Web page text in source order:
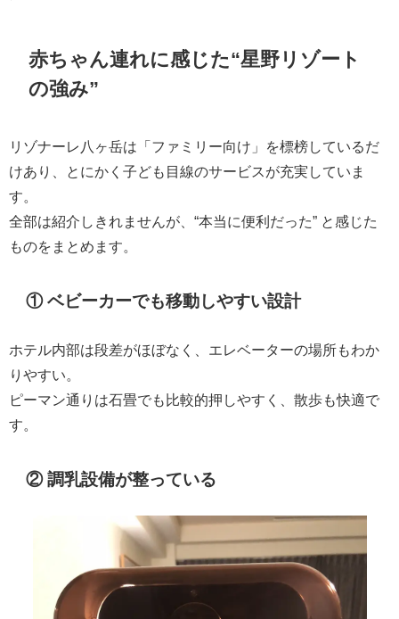
赤ちゃん連れに感じた“星野リゾート
の強み”
リゾナーレ八ヶ岳は「ファミリー向け」を標榜しているだ
けあり、とにかく子ども目線のサービスが充実していま
す。
全部は紹介しきれませんが、“本当に便利だった” と感じた
ものをまとめます。
① ベビーカーでも移動しやすい設計
ホテル内部は段差がほぼなく、エレベーターの場所もわか
りやすい。
ピーマン通りは石畳でも比較的押しやすく、散歩も快適で
す。
② 調乳設備が整っている